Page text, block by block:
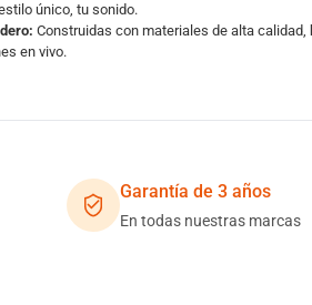
único, tu sonido.
Construidas con materiales de alta calidad,
en vivo.
Garantía de 3 años
En todas nuestras marcas